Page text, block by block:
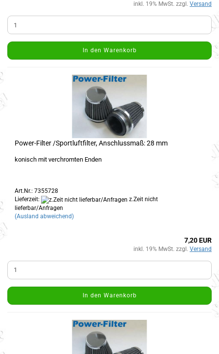
inkl. 19% MwSt. zzgl. Versand
In den Warenkorb
Power-Filter /Sportluftfilter, Anschlussmaß: 28 mm
konisch mit verchromten Enden
Art.Nr.: 7355728
Lieferzeit:
z.Zeit nicht
lieferbar/Anfragen
(Ausland abweichend)
7,20 EUR
inkl. 19% MwSt. zzgl. Versand
In den Warenkorb